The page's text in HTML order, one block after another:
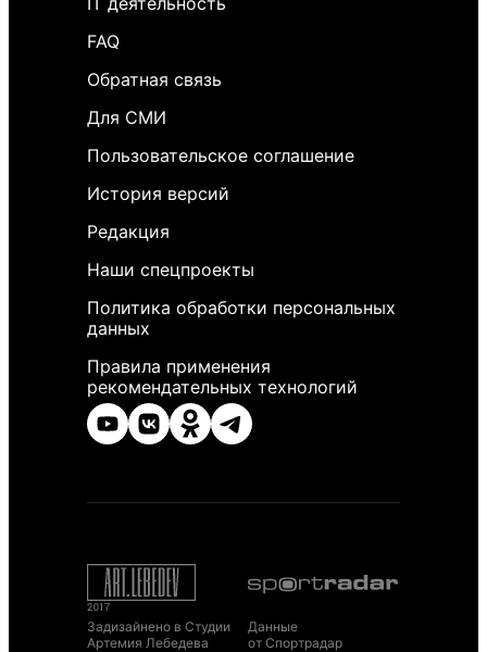
FAQ
Обратная связь
Для СМИ
Пользовательское соглашение
История версий
Редакция
Наши спецпроекты
Политика обработки персональных
данных
Правила применения
рекомендательных технологий
Задизайнено в Студии
Артемия Лебедева
Данные
от Спортрадар